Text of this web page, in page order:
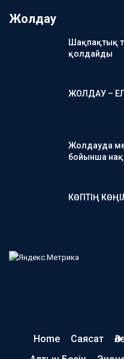
Жолдау
Шақпақтық
қолдайды
ЖОЛДАУ –
Жолдауда
бойынша
КӨПТІҢ
Home Саясат